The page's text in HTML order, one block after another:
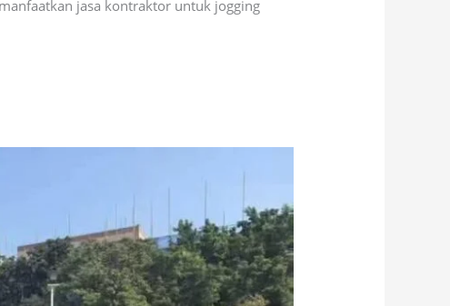
jasa kontraktor untuk jogging